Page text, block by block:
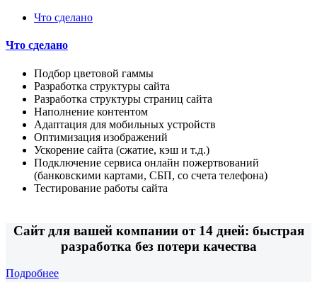
Что сделано
Что сделано
Подбор цветовой гаммы
Разработка структуры сайта
Разработка структуры страниц сайта
Наполнение контентом
Адаптация для мобильных устройств
Оптимизация изображений
Ускорение сайта (сжатие, кэш и т.д.)
Подключение сервиса онлайн пожертвований
(банковскими картами, СБП, со счета телефона)
Тестирование работы сайта
Сайт для вашей компании от 14 дней: быстрая
разработка без потери качества
Подробнее